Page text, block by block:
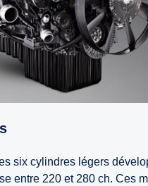
six cylindres légers
entre 220 et 280 ch. Ces